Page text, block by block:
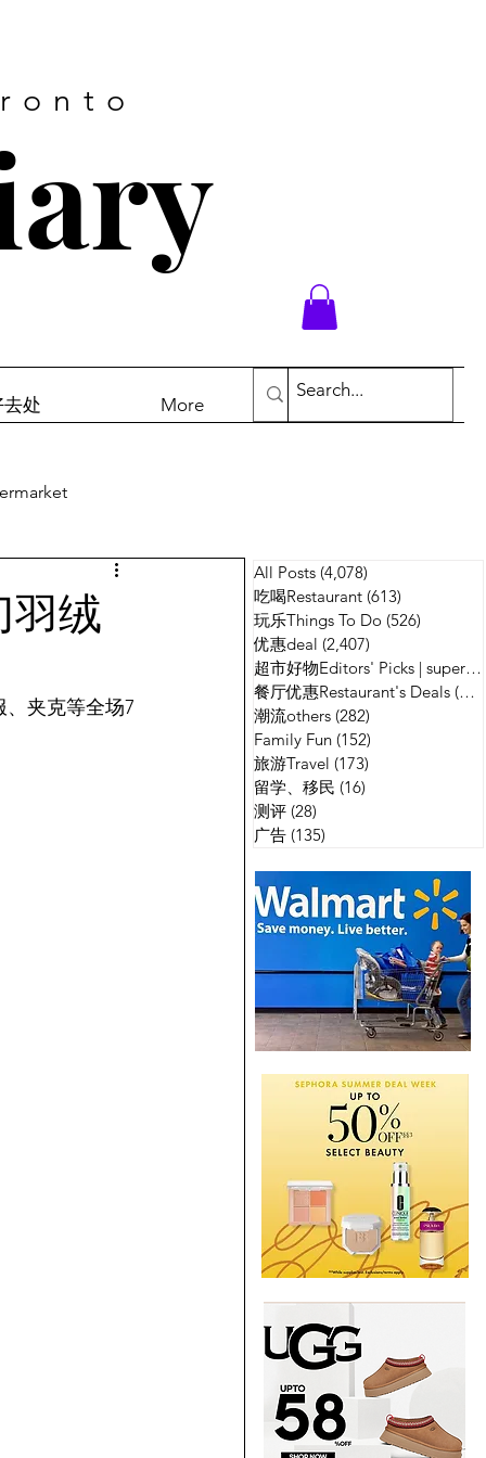
处 More
广告
羽绒
、夹克等全场7
All Posts (4,078)
吃喝Restaurant (613)
玩乐Things To Do (526)
优惠deal (2,407)
超市好物Editors' Picks | supermarket
餐厅优惠Restaurant's Deals (134)
潮流others (282)
Family Fun (152)
旅游Travel (173)
留学、移民 (16)
测评 (28)
广告 (135)